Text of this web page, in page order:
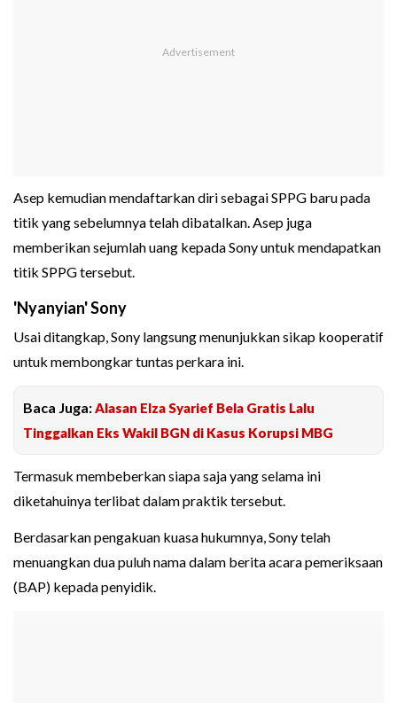
Asep kemudian mendaftarkan diri sebagai SPPG baru pada
titik yang sebelumnya telah dibatalkan. Asep juga
memberikan sejumlah uang kepada Sony untuk mendapatkan
titik SPPG tersebut.
'Nyanyian' Sony
Usai ditangkap, Sony langsung menunjukkan sikap kooperatif
untuk membongkar tuntas perkara ini.
Baca Juga: Alasan Elza Syarief Bela Gratis Lalu
Tinggalkan Eks Wakil BGN di Kasus Korupsi MBG
Termasuk membeberkan siapa saja yang selama ini
diketahuinya terlibat dalam praktik tersebut.
Berdasarkan pengakuan kuasa hukumnya, Sony telah
menuangkan dua puluh nama dalam berita acara pemeriksaan
(BAP) kepada penyidik.